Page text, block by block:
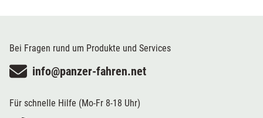
Bei Fragen rund um Produkte und Services
info@panzer-fahren.net
Für schnelle Hilfe (Mo-Fr 8-18 Uhr)